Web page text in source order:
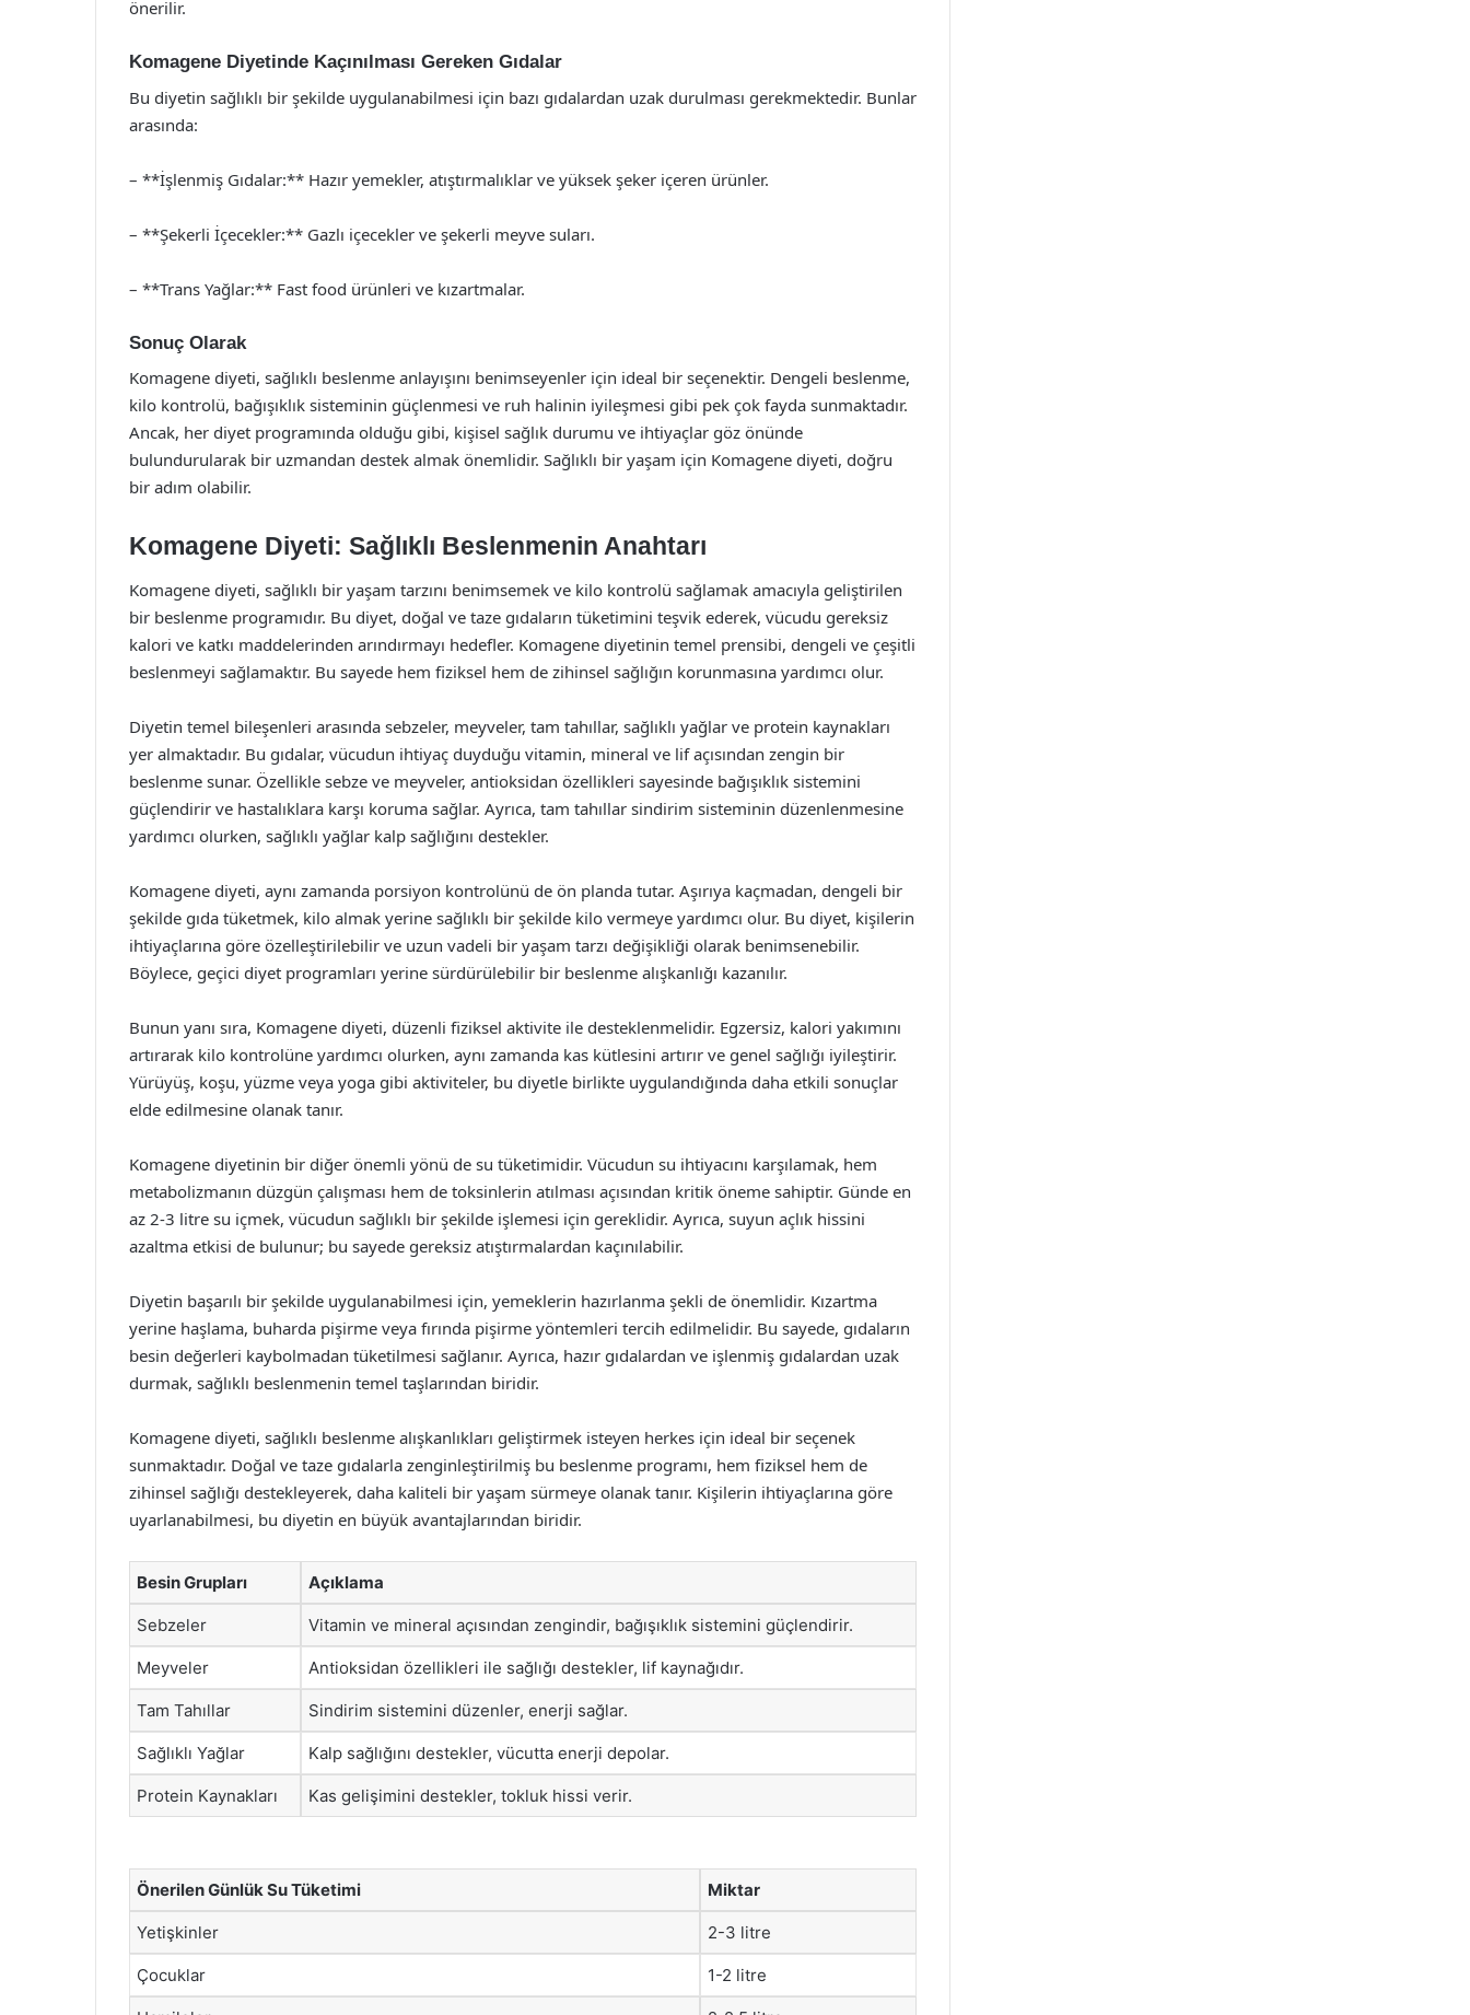
önerilir.
Komagene Diyetinde Kaçınılması Gereken Gıdalar
Bu diyetin sağlıklı bir şekilde uygulanabilmesi için bazı gıdalardan uzak durulması gerekmektedir. Bunlar
arasında:
– **İşlenmiş Gıdalar:** Hazır yemekler, atıştırmalıklar ve yüksek şeker içeren ürünler.
– **Şekerli İçecekler:** Gazlı içecekler ve şekerli meyve suları.
– **Trans Yağlar:** Fast food ürünleri ve kızartmalar.
Sonuç Olarak
Komagene diyeti, sağlıklı beslenme anlayışını benimseyenler için ideal bir seçenektir. Dengeli beslenme,
kilo kontrolü, bağışıklık sisteminin güçlenmesi ve ruh halinin iyileşmesi gibi pek çok fayda sunmaktadır.
Ancak, her diyet programında olduğu gibi, kişisel sağlık durumu ve ihtiyaçlar göz önünde
bulundurularak bir uzmandan destek almak önemlidir. Sağlıklı bir yaşam için Komagene diyeti, doğru
bir adım olabilir.
Komagene Diyeti: Sağlıklı Beslenmenin Anahtarı
Komagene diyeti, sağlıklı bir yaşam tarzını benimsemek ve kilo kontrolü sağlamak amacıyla geliştirilen
bir beslenme programıdır. Bu diyet, doğal ve taze gıdaların tüketimini teşvik ederek, vücudu gereksiz
kalori ve katkı maddelerinden arındırmayı hedefler. Komagene diyetinin temel prensibi, dengeli ve çeşitli
beslenmeyi sağlamaktır. Bu sayede hem fiziksel hem de zihinsel sağlığın korunmasına yardımcı olur.
Diyetin temel bileşenleri arasında sebzeler, meyveler, tam tahıllar, sağlıklı yağlar ve protein kaynakları
yer almaktadır. Bu gıdalar, vücudun ihtiyaç duyduğu vitamin, mineral ve lif açısından zengin bir
beslenme sunar. Özellikle sebze ve meyveler, antioksidan özellikleri sayesinde bağışıklık sistemini
güçlendirir ve hastalıklara karşı koruma sağlar. Ayrıca, tam tahıllar sindirim sisteminin düzenlenmesine
yardımcı olurken, sağlıklı yağlar kalp sağlığını destekler.
Komagene diyeti, aynı zamanda porsiyon kontrolünü de ön planda tutar. Aşırıya kaçmadan, dengeli bir
şekilde gıda tüketmek, kilo almak yerine sağlıklı bir şekilde kilo vermeye yardımcı olur. Bu diyet, kişilerin
ihtiyaçlarına göre özelleştirilebilir ve uzun vadeli bir yaşam tarzı değişikliği olarak benimsenebilir.
Böylece, geçici diyet programları yerine sürdürülebilir bir beslenme alışkanlığı kazanılır.
Bunun yanı sıra, Komagene diyeti, düzenli fiziksel aktivite ile desteklenmelidir. Egzersiz, kalori yakımını
artırarak kilo kontrolüne yardımcı olurken, aynı zamanda kas kütlesini artırır ve genel sağlığı iyileştirir.
Yürüyüş, koşu, yüzme veya yoga gibi aktiviteler, bu diyetle birlikte uygulandığında daha etkili sonuçlar
elde edilmesine olanak tanır.
Komagene diyetinin bir diğer önemli yönü de su tüketimidir. Vücudun su ihtiyacını karşılamak, hem
metabolizmanın düzgün çalışması hem de toksinlerin atılması açısından kritik öneme sahiptir. Günde en
az 2-3 litre su içmek, vücudun sağlıklı bir şekilde işlemesi için gereklidir. Ayrıca, suyun açlık hissini
azaltma etkisi de bulunur; bu sayede gereksiz atıştırmalardan kaçınılabilir.
Diyetin başarılı bir şekilde uygulanabilmesi için, yemeklerin hazırlanma şekli de önemlidir. Kızartma
yerine haşlama, buharda pişirme veya fırında pişirme yöntemleri tercih edilmelidir. Bu sayede, gıdaların
besin değerleri kaybolmadan tüketilmesi sağlanır. Ayrıca, hazır gıdalardan ve işlenmiş gıdalardan uzak
durmak, sağlıklı beslenmenin temel taşlarından biridir.
Komagene diyeti, sağlıklı beslenme alışkanlıkları geliştirmek isteyen herkes için ideal bir seçenek
sunmaktadır. Doğal ve taze gıdalarla zenginleştirilmiş bu beslenme programı, hem fiziksel hem de
zihinsel sağlığı destekleyerek, daha kaliteli bir yaşam sürmeye olanak tanır. Kişilerin ihtiyaçlarına göre
uyarlanabilmesi, bu diyetin en büyük avantajlarından biridir.
Besin Grupları Açıklama
Sebzeler Vitamin ve mineral açısından zengindir, bağışıklık sistemini güçlendirir.
Meyveler Antioksidan özellikleri ile sağlığı destekler, lif kaynağıdır.
Tam Tahıllar Sindirim sistemini düzenler, enerji sağlar.
Sağlıklı Yağlar Kalp sağlığını destekler, vücutta enerji depolar.
Protein Kaynakları Kas gelişimini destekler, tokluk hissi verir.
Önerilen Günlük Su Tüketimi Miktar
Yetişkinler 2-3 litre
Çocuklar 1-2 litre